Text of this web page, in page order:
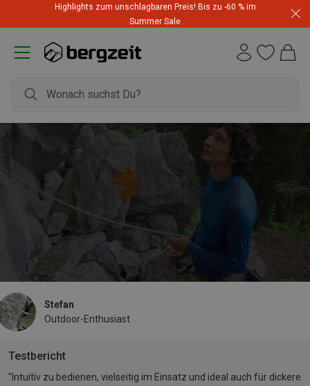
Highlights zum unschlagbaren Preis! Bis zu -60 % im
Summer Sale
Testbericht
Stefan
Outdoor-Enthusiast
"Intuitiv zu bedienen, vielseitig im Einsatz und ideal auch für dickere